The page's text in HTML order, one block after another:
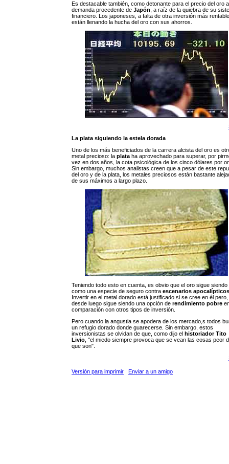
Es destacable también, como detonante para el precio del oro a
demanda procedente de Japón , a raíz de la quiebra de su
financiero. Los japoneses, a falta de otra inversión más rentable
están llenando la hucha del oro con sus ahorros.
La plata siguiendo la estela dorada
Uno de los más beneficiados de la carrera alcista del oro es
metal precioso: la plata ha aprovechado para superar, por
vez en dos años, la cota psicológica de los cinco dólares por
Sin embargo, muchos analistas creen que a pesar de este
del oro y de la plata, los metales preciosos están bastante
de sus máximos a largo plazo.
Teniendo todo esto en cuenta, es obvio que el oro sigue siendo
como una especie de seguro contra escenarios apocalípticos
Invertir en el metal dorado está justificado si se cree en él pero,
desde luego sigue siendo una opción de rendimiento pobre
comparación con otros tipos de inversión.
Pero cuando la angustia se apodera de los mercado,s todos
un refugio dorado donde guarecerse. Sin embargo, estos
inversionistas se olvidan de que, como dijo el historiador Tito
Livio , "el miedo siempre provoca que se vean las cosas peor
que son".
Versión para imprimir Enviar a un amigo